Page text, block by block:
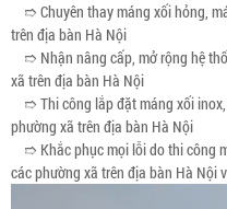
➱ Chuyên thay máng xối hỏng,
trên địa bàn Hà Nội
➱ Nhận nâng cấp, mở rộng hệ
xã trên địa bàn Hà Nội
➱ Thi công lắp đặt máng xối
phường xã trên địa bàn Hà Nội
➱ Khắc phục mọi lỗi do thi công
các phường xã trên địa bàn Hà Nội